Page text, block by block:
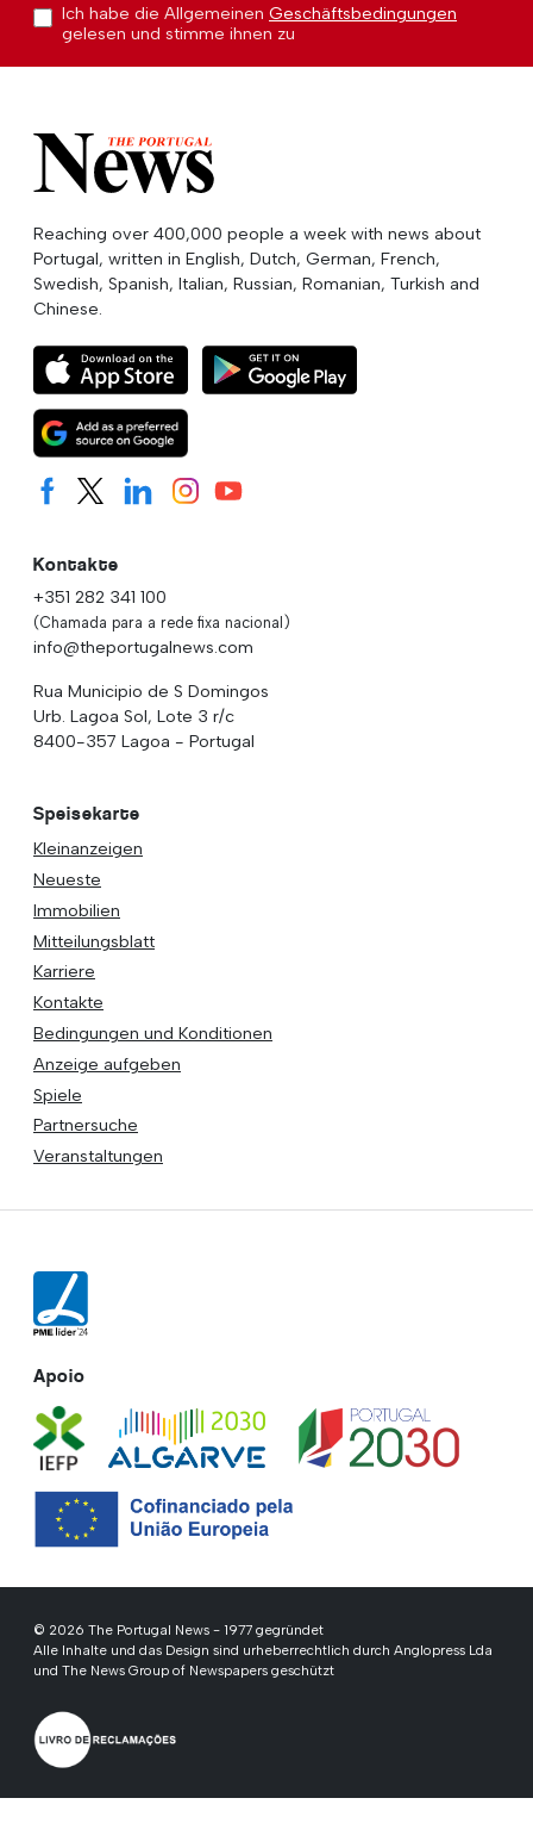
Ich habe die Allgemeinen Geschäftsbedingungen
gelesen und stimme ihnen zu
Reaching over 400,000 people a week with news about
Portugal, written in English, Dutch, German, French,
Swedish, Spanish, Italian, Russian, Romanian, Turkish and
Chinese.
Kontakte
+351 282 341 100
(Chamada para a rede fixa nacional)
info@theportugalnews.com
Rua Municipio de S Domingos
Urb. Lagoa Sol, Lote 3 r/c
8400-357 Lagoa - Portugal
Speisekarte
Kleinanzeigen
Neueste
Immobilien
Mitteilungsblatt
Karriere
Kontakte
Bedingungen und Konditionen
Anzeige aufgeben
Spiele
Partnersuche
Veranstaltungen
Apoio
© 2026 The Portugal News - 1977 gegründet
Alle Inhalte und das Design sind urheberrechtlich durch Anglopress Lda
und The News Group of Newspapers geschützt